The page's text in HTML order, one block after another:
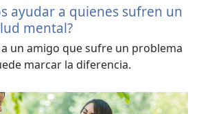
ayudar a quienes sufren un
mental?
a un amigo que sufre un problema
marcar la diferencia.